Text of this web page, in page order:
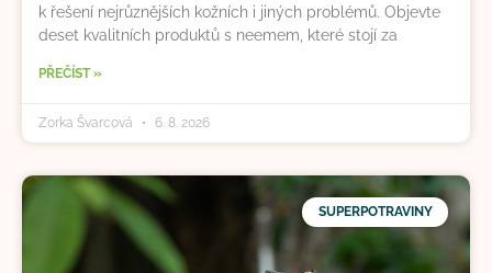
k řešení nejrůznějších kožních i jiných problémů. Objevte
deset kvalitních produktů s neemem, které stojí za
PŘEČÍST »
Zorka Švarcová 6. 8. 2026
SUPERPOTRAVINY